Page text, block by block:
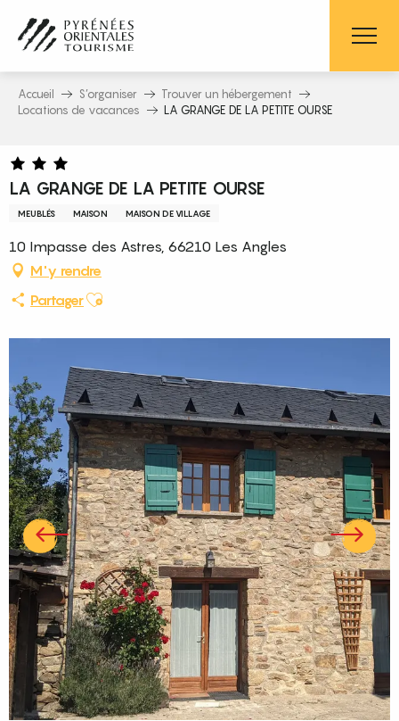
contenu
principal
Accueil S’organiser
Trouver un hébergement
Locations de vacances
LA GRANGE DE LA PETITE OURSE
LA GRANGE DE LA PETITE OURSE
MEUBLÉS MAISON MAISON DE VILLAGE
10 Impasse des Astres, 66210 Les Angles
M'y rendre
PartagerAjouter aux favoris